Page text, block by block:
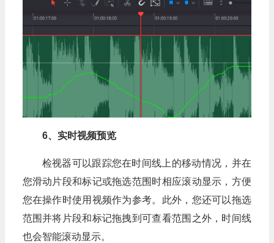
6、实时视频预览
检视器可以跟踪您在时间线上的移动情况，并在
您滑动片段和标记或拖选范围时相应滚动显示，方便
您在操作时使用视频作为参考。此外，您还可以拖选
范围并将片段和标记拖拽到可查看范围之外，时间线
也会智能滚动显示。